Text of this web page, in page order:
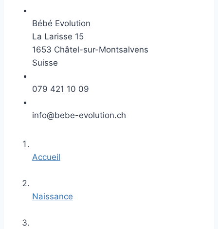
Bébé Evolution
La Larisse 15
1653 Châtel-sur-Montsalvens
Suisse
079 421 10 09
info@bebe-evolution.ch
Accueil
Naissance